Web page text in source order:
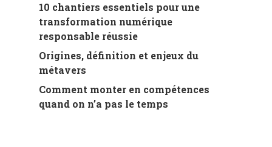
10 chantiers essentiels pour une
transformation numérique
responsable réussie
Origines, définition et enjeux du
métavers
Comment monter en compétences
quand on n’a pas le temps